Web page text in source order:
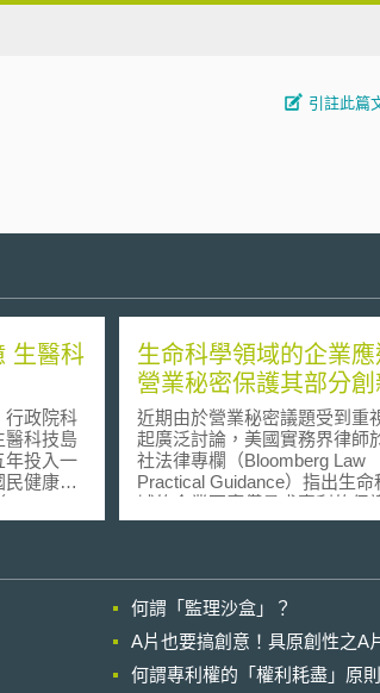
引註此篇
生醫科
政院科
醫科技島
年投入一
健康資
資料庫（
效益方
三％，共
投資及
生命科學領域的企業應
營業秘密保護其部分創
近期由於營業秘密議題受到重
起廣泛討論，美國實務界律師
社法律專欄（Bloomberg Law
Practical Guidance）指出生命
域的企業不應僅尋求專利的保
應考慮透過營業秘密來保護其
Collaborative Servs. v.
Labs一案中，美國最高法院認
方法並非真正的應用，因此不
取得專利的資格；在Ass'n for
何謂「監理沙盒」？
A片也要搞創意！具原創性之A
何謂專利權的「權利耗盡」原